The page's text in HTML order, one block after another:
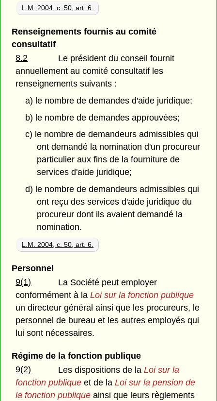
L.M. 2004, c. 50, art. 6.
Renseignements fournis au comité
consultatif
8.2
Le président du conseil fournit
annuellement au comité consultatif les
renseignements suivants :
a) le nombre de demandes d'aide juridique;
b) le nombre de demandes approuvées;
c) le nombre de demandeurs admissibles qui
ont demandé la nomination d'un procureur
particulier aux fins de la fourniture de
services d'aide juridique;
d) le nombre de demandeurs admissibles qui
ont reçu des services d'aide juridique du
procureur dont ils avaient demandé la
nomination.
L.M. 2004, c. 50, art. 6.
Personnel
9(1)
La Société peut employer
conformément à laLoi sur la fonction publique
un directeur général ainsi que les procureurs, le
personnel de bureau et les autres employés qui
lui sont nécessaires.
Régime de la fonction publique
9(2)
Les dispositions de la Loi sur la
fonction publique et de laLoi sur la pension de
la fonction publique ainsi que leurs règlements